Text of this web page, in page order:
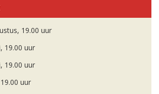
19.00 uur
19.00 uur
19.00 uur
uur